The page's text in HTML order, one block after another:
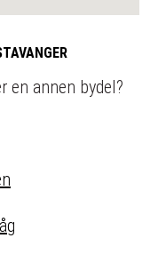
annen bydel?